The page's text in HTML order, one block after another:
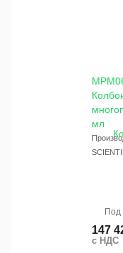
мл
Под
147
с НДС